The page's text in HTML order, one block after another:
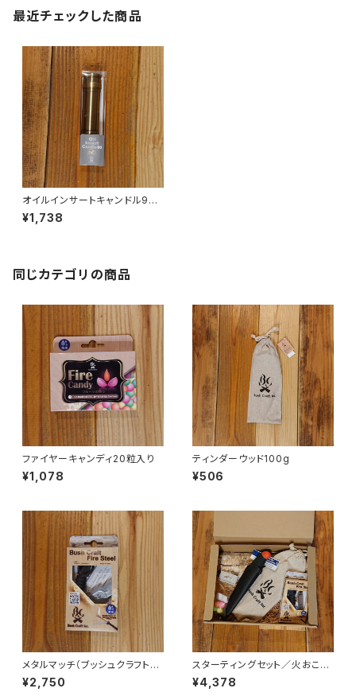
最近チェックした商品
オイルインサートキャンドル90
2.0
¥1,738
同じカテゴリの商品
ファイヤーキャンディ20粒入り
¥1,078
ティンダーウッド100g
¥506
メタルマッチ（ブッシュクラフト・
ファイヤースチール）
¥2,750
スターティングセット／火おこし
セット・ルーキーナイフあり
¥4,378